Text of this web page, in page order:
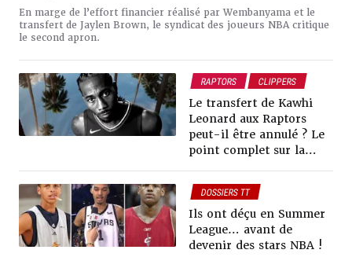
En marge de l’effort financier réalisé par Wembanyama et le
transfert de Jaylen Brown, le syndicat des joueurs NBA critique
le second apron.
RAPTORS
CLIPPERS
ANALYSE
DOSSIERS TT
Le transfert de Kawhi
Leonard aux Raptors
peut-il être annulé ? Le
point complet sur la
DOSSIERS TT
SUMMER LEAGUE
Ils ont déçu en Summer
League… avant de
devenir des stars NBA !